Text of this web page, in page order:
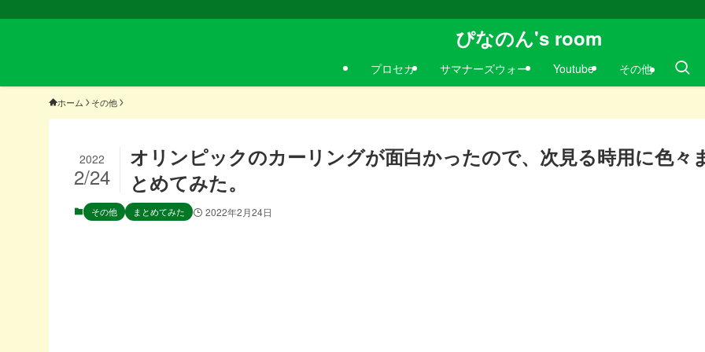
ぴなのん's room
プロセカ サマナーズウォー Youtube その他
ホーム その他
オリンピックのカーリングが面白かったので、次見る時用に色々
とめてみた。
2022
2/24
その他 まとめてみた 2022年2月24日